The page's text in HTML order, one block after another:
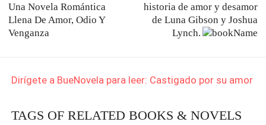
Una Novela Romántica
Llena De Amor, Odio Y
Venganza
historia de amor y desamor
de Luna Gibson y Joshua
Lynch.
Dirígete a BueNovela para leer: Castigado por su amor
TAGS OF RELATED BOOKS & NOVELS